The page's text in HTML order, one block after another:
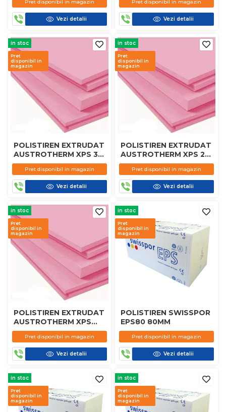
Pret disponibil in magazin
Vezi detalii
Pret disponibil in magazin
Vezi detalii
in stoc
Pret
disponibil in
magazin
POLISTIREN EXTRUDAT
AUSTROTHERM XPS 30
MM
Pret disponibil in magazin
Vezi detalii
in stoc
Pret
disponibil in
magazin
POLISTIREN EXTRUDAT
AUSTROTHERM XPS 20
MM
Pret disponibil in magazin
Vezi detalii
in stoc
Pret
disponibil in
magazin
POLISTIREN EXTRUDAT
AUSTROTHERM XPS
10MM
Pret disponibil in magazin
Vezi detalii
in stoc
Pret
disponibil in
magazin
POLISTIREN SWISSPOR
EPS80 80MM
Pret disponibil in magazin
Vezi detalii
in stoc
Pret
disponibil in
magazin
in stoc
Pret
disponibil in
magazin